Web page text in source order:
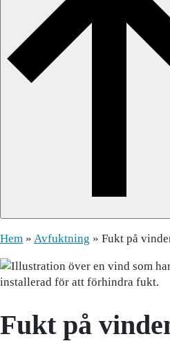
Hem » Avfuktning » Fukt på
Fukt på